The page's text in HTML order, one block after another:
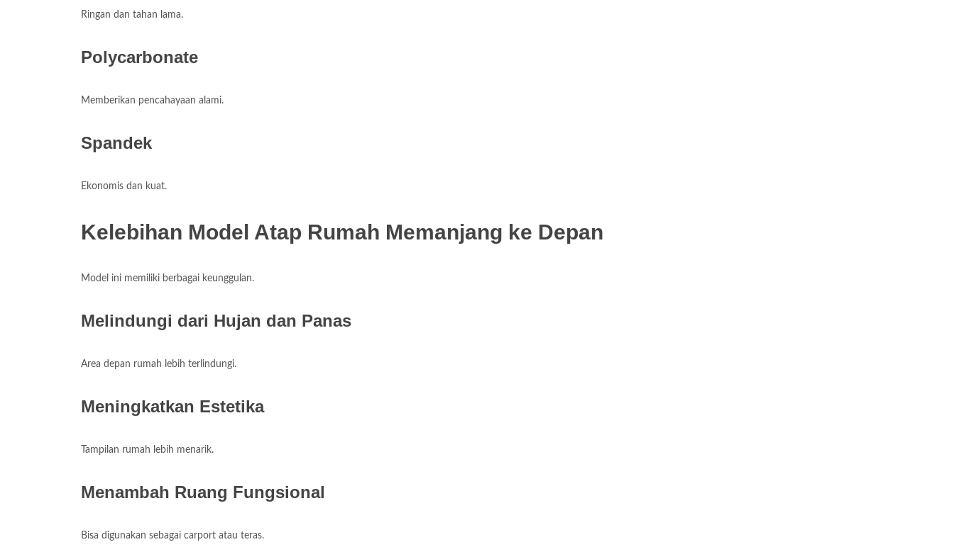
Ringan dan tahan lama.
Polycarbonate
Memberikan pencahayaan alami.
Spandek
Ekonomis dan kuat.
Kelebihan Model Atap Rumah Memanjang ke Depan
Model ini memiliki berbagai keunggulan.
Melindungi dari Hujan dan Panas
Area depan rumah lebih terlindungi.
Meningkatkan Estetika
Tampilan rumah lebih menarik.
Menambah Ruang Fungsional
Bisa digunakan sebagai carport atau teras.